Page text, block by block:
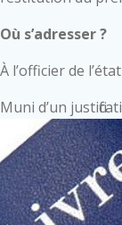
Où s’adresser ?
À l’officier de
Muni d’un